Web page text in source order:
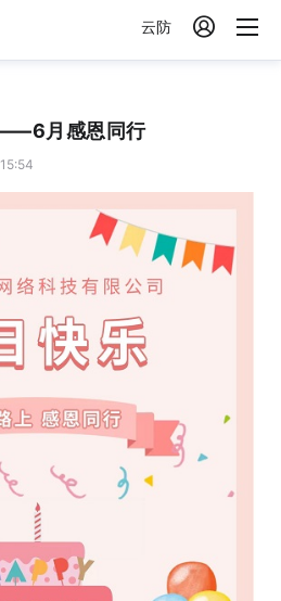
云防 
月感恩同行